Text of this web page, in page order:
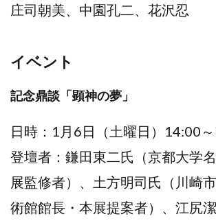
庄司朝美、中園孔二、花沢忍
イベント
記念鼎談「顕神の夢」
日時：1月6日（土曜日）14:00
登壇者：鎌田東二氏（京都大学
展監修者）、土方明司氏（川崎
術館館長・本展提案者）、江尻